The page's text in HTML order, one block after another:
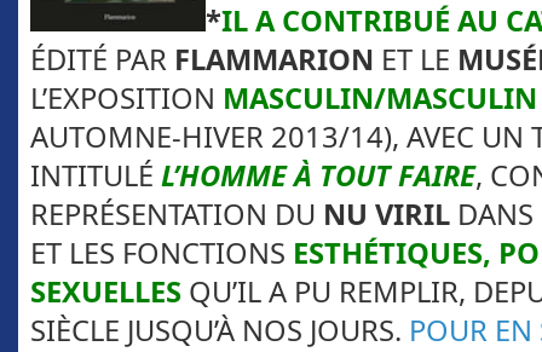
*ILA CONTRIBUÉ AU
ÉDITÉ PAR FLAMMARION ET LE
L’EXPOSITION MASCULIN/MASCULIN
AUTOMNE-HIVER 2013/14), AVEC UN
INTITULÉ L’HOMME À TOUT FAIRE,
REPRÉSENTATION DU NU VIRIL DANS
ET LES FONCTIONS ESTHÉTIQUES,
SEXUELLES QU’IL A PU REMPLIR,
SIÈCLE JUSQU’À NOS JOURS. POUR